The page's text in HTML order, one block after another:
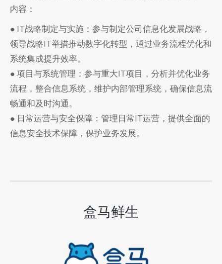
内容：
● IT战略制定与实施：参与制定公司信息化发展战略，
领导战略IT举措推动数字化转型，通过业务流程优化和
系统集成提升效率。
● 项目与系统管理：参与重大IT项目，分析并优化业务
流程，整合信息系统，维护内部管理系统，确保信息流
畅通和及时沟通。
● 日常运营与安全保障：管理日常IT运营，提供全面的
信息安全技术保障，保护业务发展。
盒马鲜生